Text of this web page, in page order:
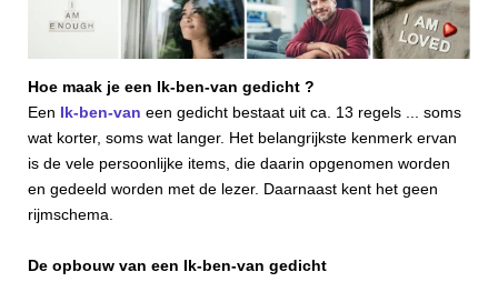
Hoe maak je een Ik-ben-van gedicht ?
Een Ik-ben-van een gedicht bestaat uit ca. 13 regels ... soms
wat korter, soms wat langer. Het belangrijkste kenmerk ervan
is de vele persoonlijke items, die daarin opgenomen worden
en gedeeld worden met de lezer. Daarnaast kent het geen
rijmschema.
De opbouw van een Ik-ben-van gedicht